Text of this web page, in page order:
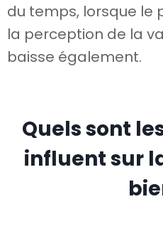
du temps, lorsque le
la perception de la
baisse également.
Quels sont
influent sur